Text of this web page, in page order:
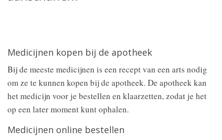
Medicijnen kopen bij de apotheek
Bij de meeste medicijnen is een recept van een arts nodig
om ze te kunnen kopen bij de apotheek. De apotheek kan
het medicijn voor je bestellen en klaarzetten, zodat je het
op een later moment kunt ophalen.
Medicijnen online bestellen